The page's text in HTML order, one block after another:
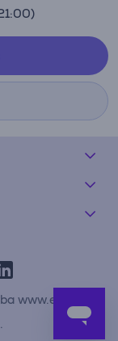
www.elesen.lt